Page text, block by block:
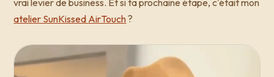
vrai levier de business. Et si ta prochaine étape, c'était mon
atelier SunKissed AirTouch?